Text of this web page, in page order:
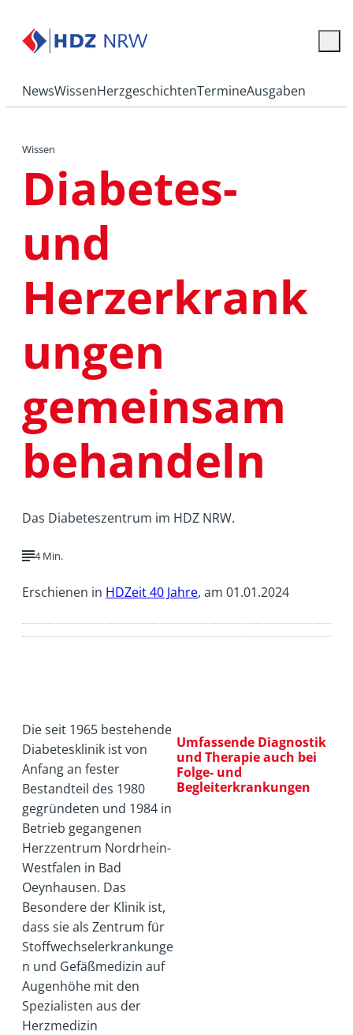
NewsWissenHerzgeschichtenTermineAusgaben
Wissen
Diabetes-
und
Herzerkrank
ungen
gemeinsam
behandeln
Das Diabeteszentrum im HDZ NRW.
4 Min.
Erschienen in HDZeit 40 Jahre, am 01.01.2024
Die seit 1965 bestehende
Diabetesklinik ist von
Anfang an fester
Bestandteil des 1980
gegründeten und 1984 in
Betrieb gegangenen
Herzzentrum Nordrhein-
Westfalen in Bad
Oeynhausen. Das
Besondere der Klinik ist,
dass sie als Zentrum für
Stoffwechselerkrankunge
n und Gefäßmedizin auf
Augenhöhe mit den
Spezialisten aus der
Herzmedizin
Umfassende Diagnostik
und Therapie auch bei
Folge- und
Begleiterkrankungen